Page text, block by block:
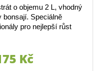
o objemu 2 L, vhodný
bonsají. Speciálně
pro nejlepší růst
Kč